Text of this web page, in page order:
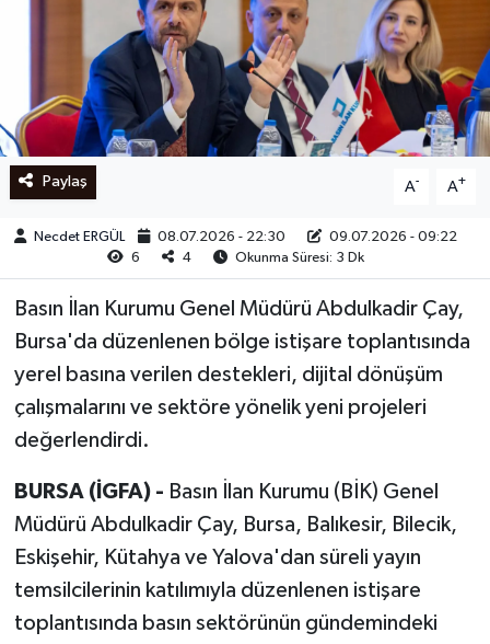
Paylaş A- A+
Necdet ERGÜL 08.07.2026 - 22:30
09.07.2026 - 09:22
6
4 Okunma Süresi: 3 Dk
Basın İlan Kurumu Genel Müdürü Abdulkadir Çay,
Bursa'da düzenlenen bölge istişare toplantısında
yerel basına verilen destekleri, dijital dönüşüm
çalışmalarını ve sektöre yönelik yeni projeleri
değerlendirdi.
BURSA (İGFA) - Basın İlan Kurumu (BİK) Genel
Müdürü Abdulkadir Çay, Bursa, Balıkesir, Bilecik,
Eskişehir, Kütahya ve Yalova'dan süreli yayın
temsilcilerinin katılımıyla düzenlenen istişare
toplantısında basın sektörünün gündemindeki
İzmir
İletişim